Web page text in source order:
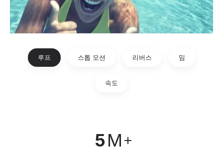
루프 스톱 모션 리버스 밈
속도
5M